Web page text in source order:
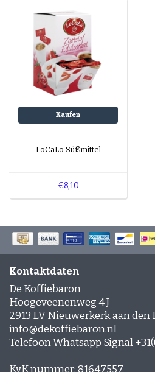
Kaufen
LoCaLo Süßmittel
€8,10
Kontaktdaten
De Koffiebaron
Hoogeveenenweg 4 J
2913 LV Nieuwerkerk aan den
info@dekoffiebaron.nl
Telefoon Whatsapp Signal